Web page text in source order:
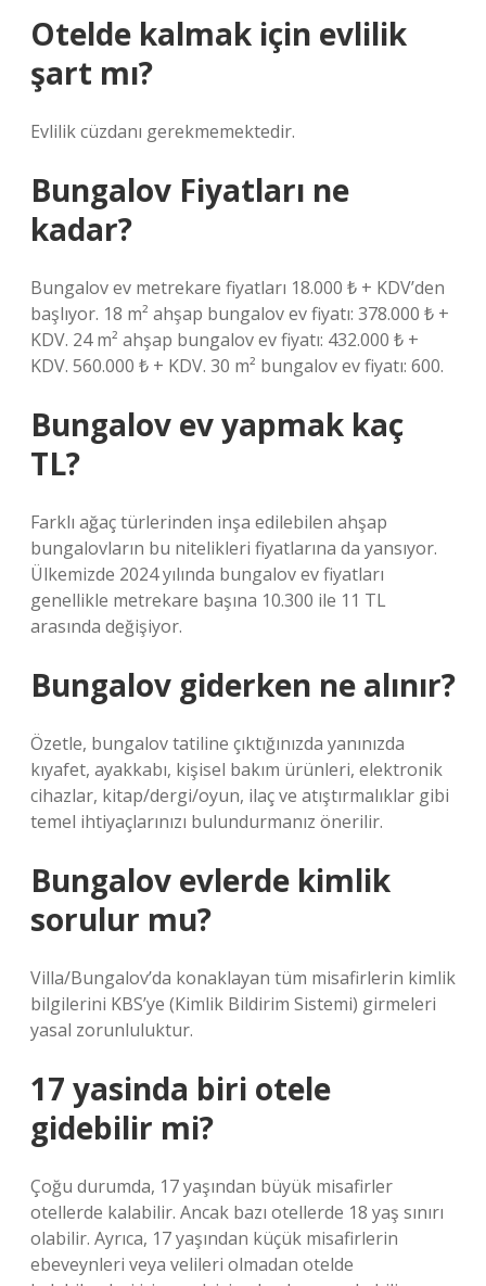
Otelde kalmak için evlilik
şart mı?
Evlilik cüzdanı gerekmemektedir.
Bungalov Fiyatları ne
kadar?
Bungalov ev metrekare fiyatları 18.000 ₺ + KDV’den
başlıyor. 18 m² ahşap bungalov ev fiyatı: 378.000 ₺ +
KDV. 24 m² ahşap bungalov ev fiyatı: 432.000 ₺ +
KDV. 560.000 ₺ + KDV. 30 m² bungalov ev fiyatı: 600.
Bungalov ev yapmak kaç
TL?
Farklı ağaç türlerinden inşa edilebilen ahşap
bungalovların bu nitelikleri fiyatlarına da yansıyor.
Ülkemizde 2024 yılında bungalov ev fiyatları
genellikle metrekare başına 10.300 ile 11 TL
arasında değişiyor.
Bungalov giderken ne alınır?
Özetle, bungalov tatiline çıktığınızda yanınızda
kıyafet, ayakkabı, kişisel bakım ürünleri, elektronik
cihazlar, kitap/dergi/oyun, ilaç ve atıştırmalıklar gibi
temel ihtiyaçlarınızı bulundurmanız önerilir.
Bungalov evlerde kimlik
sorulur mu?
Villa/Bungalov’da konaklayan tüm misafirlerin kimlik
bilgilerini KBS’ye (Kimlik Bildirim Sistemi) girmeleri
yasal zorunluluktur.
17 yasinda biri otele
gidebilir mi?
Çoğu durumda, 17 yaşından büyük misafirler
otellerde kalabilir. Ancak bazı otellerde 18 yaş sınırı
olabilir. Ayrıca, 17 yaşından küçük misafirlerin
ebeveynleri veya velileri olmadan otelde